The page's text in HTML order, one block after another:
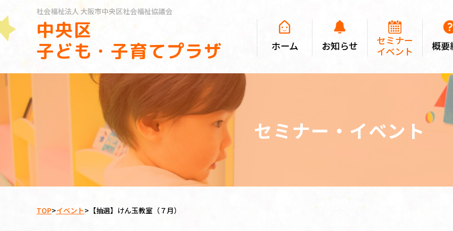
社会福祉法人大阪市中央区社会福祉協議会
中央区
子ども・子育てプラザ
ホーム お知らせ
セミナー
イベント
概要
セミナー・イベント
TOP>イベント> 【抽選】けん玉教室（７月）